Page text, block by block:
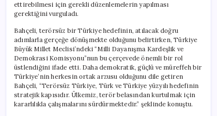
ettirebilmesi için gerekli düzenlemelerin yapılması
gerektiğini vurguladı.
Bahçeli, terörsüz bir Türkiye hedefinin, atılacak doğru
adımlarla gerçeğe dönüşmekte olduğunu belirtirken, Türkiye
Büyük Millet Meclisi’ndeki “Milli Dayanışma Kardeşlik ve
Demokrasi Komisyonu”nun bu çerçevede önemli bir rol
üstlendiğini ifade etti. Daha demokratik, güçlü ve müreffeh bir
Türkiye’nin herkesin ortak arzusu olduğunu dile getiren
Bahçeli, “Terörsüz Türkiye, Türk ve Türkiye yüzyılı hedefinin
stratejik kapısıdır. Ülkemiz, terör belasından kurtulmak için
kararlılıkla çalışmalarını sürdürmektedir.” şeklinde konuştu.